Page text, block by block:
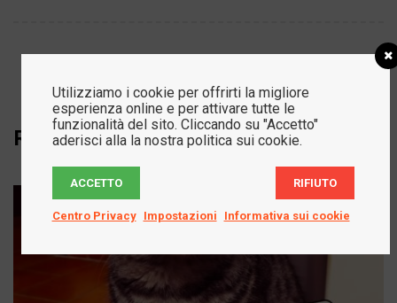
Related Projects
Utilizziamo i cookie per offrirti la migliore
esperienza online e per attivare tutte le
funzionalità del sito. Cliccando su "Accetto"
aderisci alla la nostra politica sui cookie.
ACCETTO RIFIUTO
Centro Privacy Impostazioni Informativa sui cookie